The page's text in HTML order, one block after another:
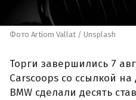
Фото Artiom Vallat / Unsplash
Торги завершились 7
Carscoops со ссылкой
BMW сделали десять